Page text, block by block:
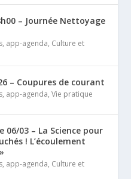
– Journée Nettoyage
, app-agenda, Culture et
– Coupures de courant
, app-agenda,Vie pratique
06/03 – La Science pour
! L’écoulement
, app-agenda, Culture et